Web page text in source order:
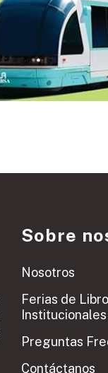
Sobre
Nosotros
Ferias de Libro
Institucionales
Preguntas
Contáctanos